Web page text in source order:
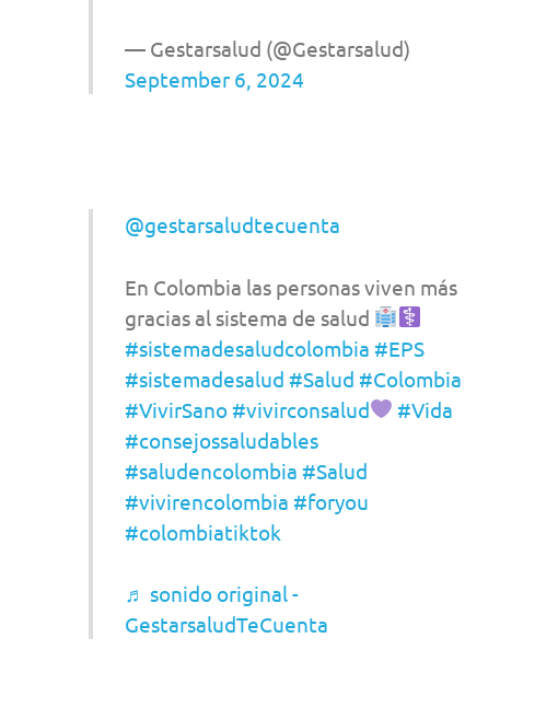
— Gestarsalud (@Gestarsalud)
September 6, 2024
@gestarsaludtecuenta
En Colombia las personas viven más
gracias al sistema de salud
#sistemadesaludcolombia #EPS
#sistemadesalud #Salud #Colombia
#VivirSano #vivirconsalud
#Vida
#consejossaludables
#saludencolombia #Salud
#vivirencolombia #foryou
#colombiatiktok
♬ sonido original -
GestarsaludTeCuenta